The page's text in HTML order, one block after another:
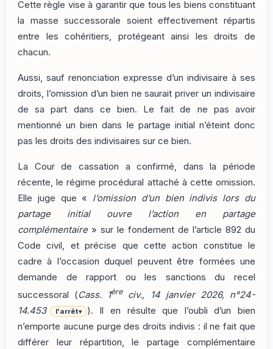
Cette règle vise à garantir que tous les biens constituant
la masse successorale soient effectivement répartis
entre les cohéritiers, protégeant ainsi les droits de
chacun.
Aussi, sauf renonciation expresse d’un indivisaire à ses
droits, l’omission d’un bien ne saurait priver un indivisaire
de sa part dans ce bien. Le fait de ne pas avoir
mentionné un bien dans le partage initial n’éteint donc
pas les droits des indivisaires sur ce bien.
La Cour de cassation a confirmé, dans la période
récente, le régime procédural attaché à cette omission.
Elle juge que « l’omission d’un bien indivis lors du
partage initial ouvre l’action en partage
complémentaire» sur le fondement de l’article 892 du
Code civil, et précise que cette action constitue le
cadre à l’occasion duquel peuvent être formées une
demande de rapport ou les sanctions du recel
successoral (Cass. 1èreciv., 14 janvier 2026, n°24-
14.453
l'arrêt▾
). Il en résulte que l’oubli d’un bien
n’emporte aucune purge des droits indivis : il ne fait que
différer leur répartition, le partage complémentaire